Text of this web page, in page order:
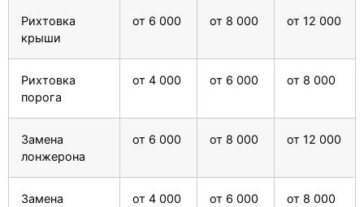
Рихтовка
крыши
от 6 000 от 8 000 от 12 000
Рихтовка
порога
от 4 000 от 6 000 от 8 000
Замена
лонжерона
от 6 000 от 8 000 от 12 000
Замена
от 4 000 от 6 000 от 8 000